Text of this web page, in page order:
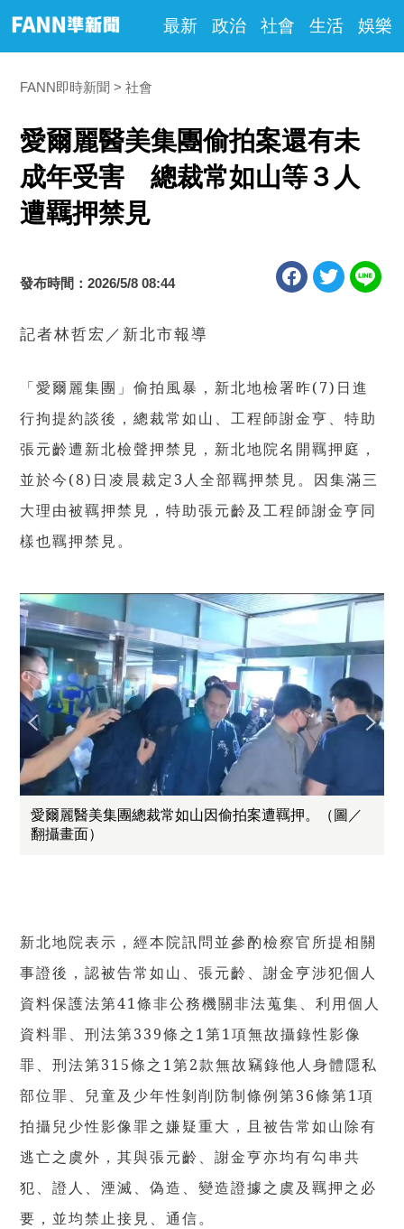
最新 政治 社會 生活 娛樂
FANN即時新聞 社會
愛爾麗醫美集團偷拍案還有未
成年受害 總裁常如山等３人
遭羈押禁見
發布時間：2026/5/8 08:44
記者林哲宏／新北市報導
「愛爾麗集團」偷拍風暴，新北地檢署昨(7)日進
行拘提約談後，總裁常如山、工程師謝金亨、特助
張元齡遭新北檢聲押禁見，新北地院名開羈押庭，
並於今(8)日凌晨裁定3人全部羈押禁見。因集滿三
大理由被羈押禁見，特助張元齡及工程師謝金亨同
樣也羈押禁見。
愛爾麗醫美集團總裁常如山因偷拍案遭羈押。（圖／
翻攝畫面）
新北地院表示，經本院訊問並參酌檢察官所提相關
事證後，認被告常如山、張元齡、謝金亨涉犯個人
資料保護法第41條非公務機關非法蒐集、利用個人
資料罪、刑法第339條之1第1項無故攝錄性影像
罪、刑法第315條之1第2款無故竊錄他人身體隱私
部位罪、兒童及少年性剝削防制條例第36條第1項
拍攝兒少性影像罪之嫌疑重大，且被告常如山除有
逃亡之虞外，其與張元齡、謝金亨亦均有勾串共
犯、證人、湮滅、偽造、變造證據之虞及羈押之必
要，並均禁止接見、通信。